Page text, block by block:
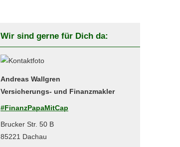
Wir sind gerne für Dich da:
Andreas Wallgren
Versicherungs- und Finanzmakler
#FinanzPapaMitCap
Brucker Str. 50 B
85221 Dachau